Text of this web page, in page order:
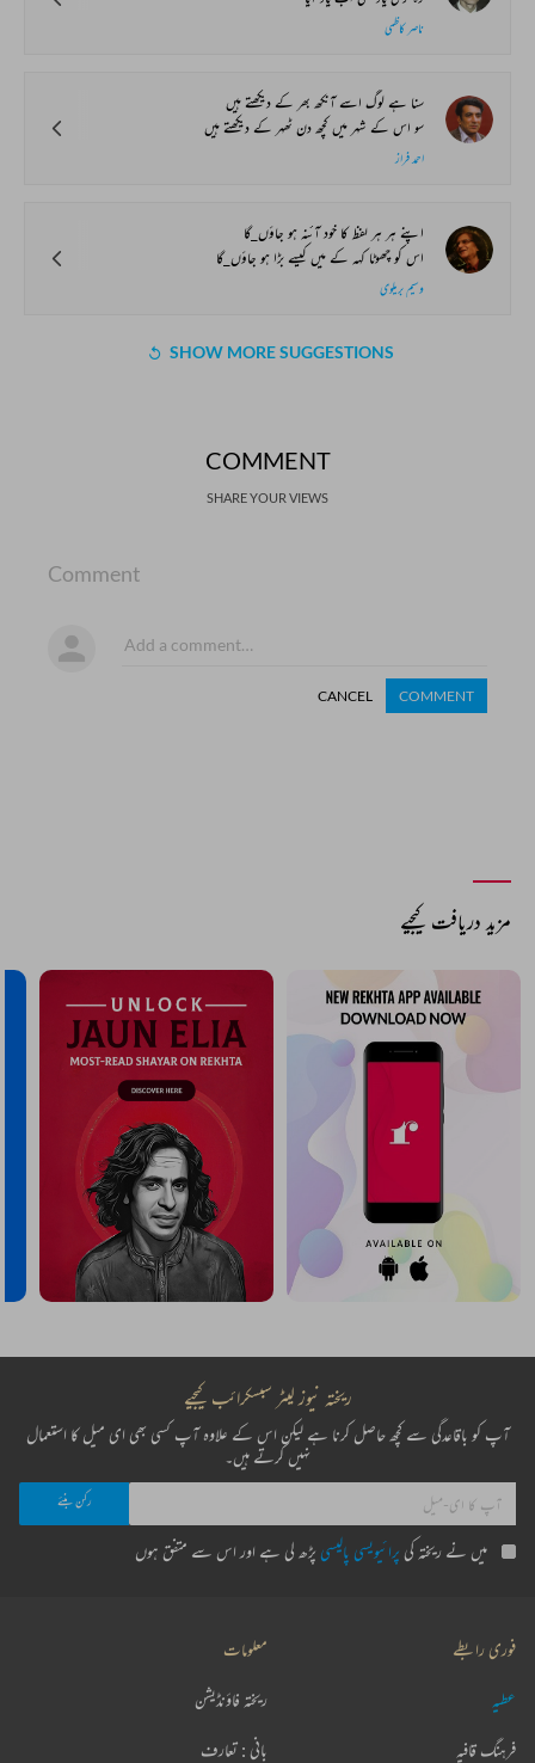
ناصر کاظمی
سنا ہے لوگ اسے آنکھ بھر کے دیکھتے ہیں
سو اس کے شہر میں کچھ دن ٹھہر کے دیکھتے ہیں
احمد فراز
اپنے ہر ہر لفظ کا خود آئنہ ہو جاؤں_گا
اس کو چھوٹا کہہ کے میں کیسے بڑا ہو جاؤں_گا
وسیم بریلوی
SHOW MORE SUGGESTIONS
COMMENT
SHARE YOUR VIEWS
Comment
CANCEL COMMENT
مزید دریافت کیجیے
ریختہ نیوز لیٹر سبسکرائب کیجیے
آپ کو باقاعدگی سے کچھ حاصل کرنا ہے لیکن اس کے علاوہ آپ کسی بھی ای میل کا استعمال
نہیں کرتے ہیں۔
میں نے ریختہ کی پرائیویسی پالیسی پڑھ لی ہے اور اس سے متفق ہوں
فوری رابطے
عطیہ
فرہنگ قافیہ
معلومات
ریختہ فاؤنڈیشن
بانی : تعارف